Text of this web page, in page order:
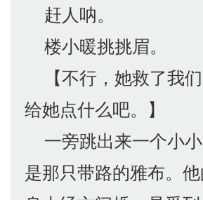
赶人呐。
楼小暖挑挑眉。
【不行，她救了我
给她点什么吧。】
一旁跳出来一个小
是那只带路的雅布。他